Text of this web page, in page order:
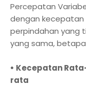
Percepatan
dengan kecepatan
perpindahan yang
yang sama,
• Kecepatan
rata